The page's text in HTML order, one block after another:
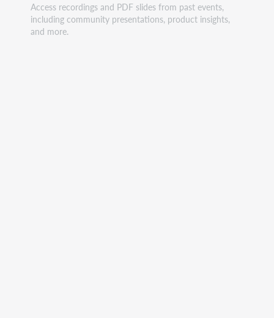
Access recordings and PDF slides from past events,
including community presentations, product insights,
and more.